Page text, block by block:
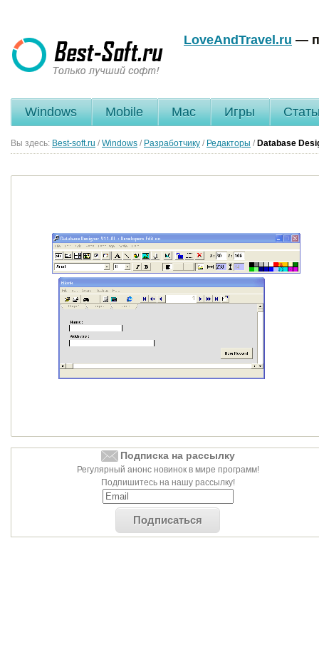
LoveAndTravel.ru —
Windows Mobile Mac Игры
Вы здесь: Best-soft.ru / Windows / Разработчику / Редакторы / Database
Подписка на рассылку
Регулярный анонс новинок в мире программ!
Подпишитесь на нашу рассылку!
Подписаться